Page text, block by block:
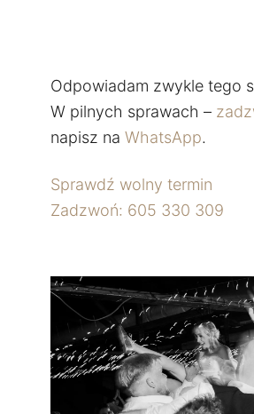
Odpowiadam zwykle tego
W pilnych sprawach –
napisz na WhatsApp.
Sprawdź wolny termin
Zadzwoń: 605 330 309